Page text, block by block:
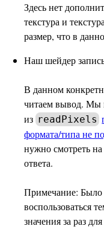
Здесь нет
текстура и
размер, что в
Наш шейдер
В данном
читаем вывод. Мы
из readPixels
формата/типа не
нужно смотреть
ответа.
Примечание:
воспользоваться
значения за раз